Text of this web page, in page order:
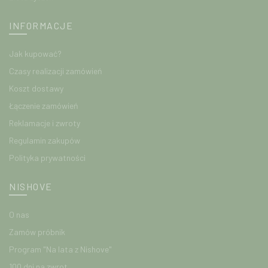
INFORMACJE
Jak kupować?
Czasy realizacji zamówień
Koszt dostawy
Łączenie zamówień
Reklamacje i zwroty
Regulamin zakupów
Polityka prywatności
NISHOVE
O nas
Zamów próbnik
Program "Na lata z Nishove"